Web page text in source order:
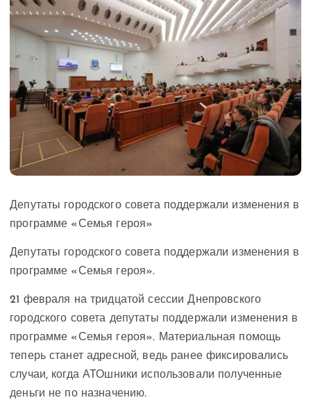
Депутаты городского совета поддержали изменения в
программе «Семья героя»
Депутаты городского совета поддержали изменения в
программе «Семья героя».
21 февраля на тридцатой сессии Днепровского
городского совета депутаты поддержали изменения в
программе «Семья героя». Материальная помощь
теперь станет адресной, ведь ранее фиксировались
случаи, когда АТОшники использовали полученные
деньги не по назначению.